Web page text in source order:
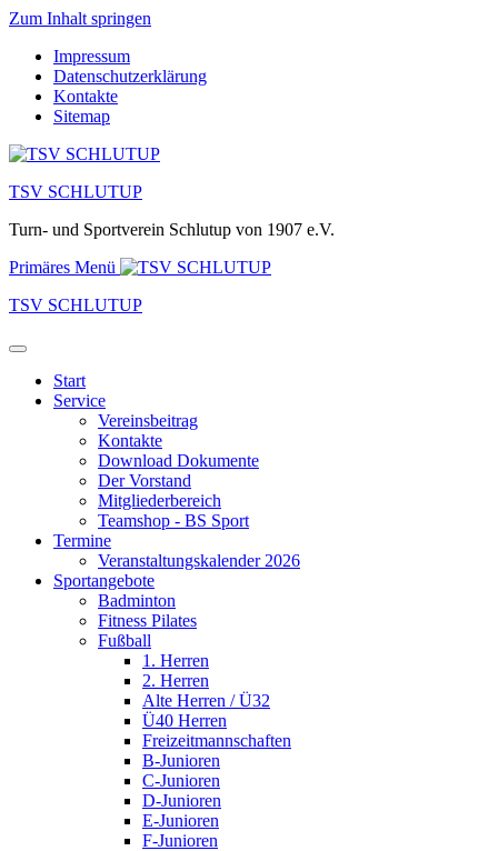
Zum Inhalt springen
Impressum
Datenschutzerklärung
Kontakte
Sitemap
TSV SCHLUTUP
Turn- und Sportverein Schlutup von 1907 e.V.
Primäres Menü
TSV SCHLUTUP
Start
Service
Vereinsbeitrag
Kontakte
Download Dokumente
Der Vorstand
Mitgliederbereich
Teamshop - BS Sport
Termine
Veranstaltungskalender 2026
Sportangebote
Badminton
Fitness Pilates
Fußball
1. Herren
2. Herren
Alte Herren / Ü32
Ü40 Herren
Freizeitmannschaften
B-Junioren
C-Junioren
D-Junioren
E-Junioren
F-Junioren